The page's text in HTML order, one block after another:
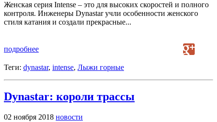
Женская серия Intense – это для высоких скоростей и полного
контроля. Инженеры Dynastar учли особенности женского
стиля катания и создали прекрасные...
подробнее
Теги: dynastar, intense, Лыжи горные
Dynastar: короли трассы
02 ноября 2018 новости